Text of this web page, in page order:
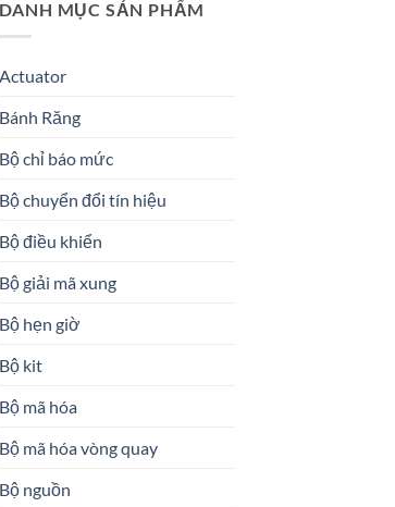
DANH MỤC SẢN PHẨM
Actuator
Bánh Răng
Bộ chỉ báo mức
Bộ chuyển đổi tín hiệu
Bộ điều khiển
Bộ giải mã xung
Bộ hẹn giờ
Bộ kit
Bộ mã hóa
Bộ mã hóa vòng quay
Bộ nguồn